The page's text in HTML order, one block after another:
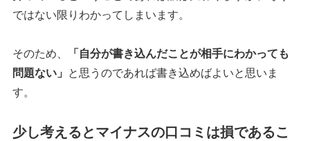
ではない限りわかってしまいます。
そのため、
「自分が書き込んだことが相手にわかっても
問題ない」
と思うのであれば書き込めばよいと思いま
す。
少し考えるとマイナスの口コミは損であるこ